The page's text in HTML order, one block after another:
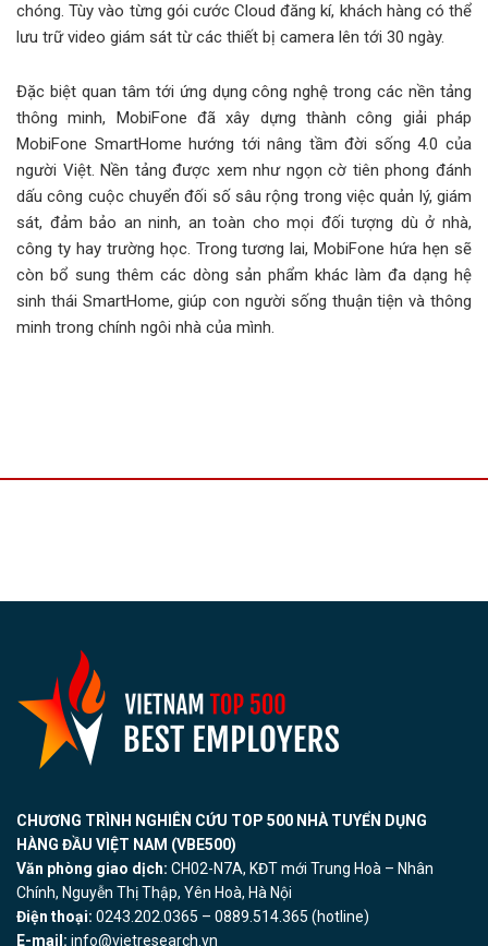
chóng. Tùy vào từng gói cước Cloud đăng kí, khách hàng có thể
lưu trữ video giám sát từ các thiết bị camera lên tới 30 ngày.
Đặc biệt quan tâm tới ứng dụng công nghệ trong các nền tảng
thông minh, MobiFone đã xây dựng thành công giải pháp
MobiFone SmartHome hướng tới nâng tầm đời sống 4.0 của
người Việt. Nền tảng được xem như ngọn cờ tiên phong đánh
dấu công cuộc chuyển đối số sâu rộng trong việc quản lý, giám
sát, đảm bảo an ninh, an toàn cho mọi đối tượng dù ở nhà,
công ty hay trường học. Trong tương lai, MobiFone hứa hẹn sẽ
còn bổ sung thêm các dòng sản phẩm khác làm đa dạng hệ
sinh thái SmartHome, giúp con người sống thuận tiện và thông
minh trong chính ngôi nhà của mình.
CHƯƠNG TRÌNH NGHIÊN CỨU TOP 500 NHÀ TUYỂN DỤNG
HÀNG ĐẦU VIỆT NAM (VBE500)
Văn phòng giao dịch: CH02-N7A, KĐT mới Trung Hoà – Nhân
Chính, Nguyễn Thị Thập, Yên Hoà, Hà Nội
Điện thoại: 0243.202.0365 – 0889.514.365 (hotline)
E-mail: info@vietresearch.vn